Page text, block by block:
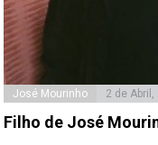
José Mourinho 2 de Abril,
Filho de José